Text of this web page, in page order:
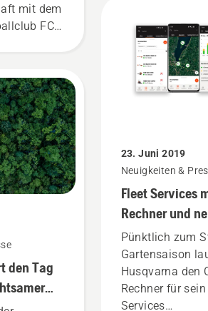
mit dem
FC
den Tag
23. Juni 2019
Neuigkeiten &
Fleet Services
Rechner und
Service-
Pünktlich zum
Gartensaison
Husqvarna den
Rechner für
Services